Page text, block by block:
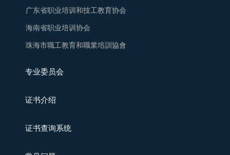
广东省职业培训和技工教育协会
海南省职业培训协会
珠海市職工教育和職業培訓協會
专业委员会
证书介绍
证书查询系统